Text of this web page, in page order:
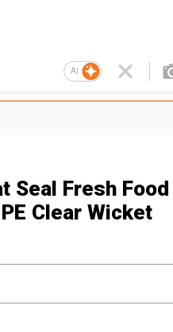
AI
Seal Fresh Food
Clear Wicket